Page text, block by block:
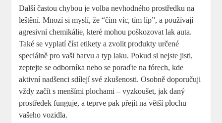
Další častou ⁤chybou⁣ je volba nevhodného prostředku‌ na
leštění. Mnozí ⁣si myslí, že ‌“čím víc, tím líp”, a ⁢používají
agresivní‍ chemikálie, které mohou⁣ poškozovat lak auta.
Také se vyplatí číst etikety a zvolit produkty určené
speciálně pro vaši barvu a typ⁤ laku. Pokud​ si nejste jisti,
zeptejte se ‍odborníka nebo se poraďte na fórech, kde
aktivní nadšenci sdílejí své zkušenosti. Osobně⁣ doporučuji
vždy začít s menšími plochami – vyzkoušet,‌ jak daný⁤
prostředek funguje, a teprve pak přejít na větší‍ plochu
vašeho vozidla.